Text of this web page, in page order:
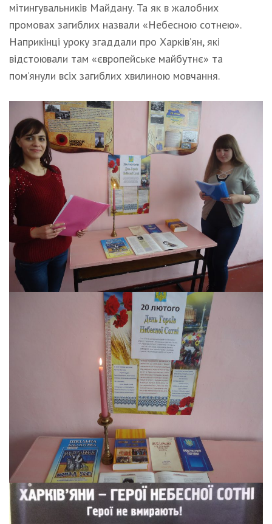
мітингувальників Майдану. Та як в жалобних
промовах загиблих назвали «Небесною сотнею».
Наприкінці уроку згаддали про Харків’ян, які
відстоювали там «європейське майбутнє» та
пом’янули всіх загиблих хвилиною мовчання.